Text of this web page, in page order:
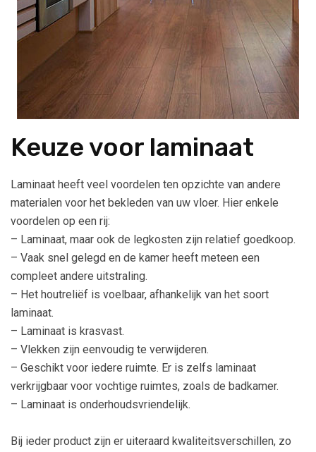
Keuze voor laminaat
Laminaat heeft veel voordelen ten opzichte van andere
materialen voor het bekleden van uw vloer. Hier enkele
voordelen op een rij:
– Laminaat, maar ook de legkosten zijn relatief goedkoop.
– Vaak snel gelegd en de kamer heeft meteen een
compleet andere uitstraling.
– Het houtreliëf is voelbaar, afhankelijk van het soort
laminaat.
– Laminaat is krasvast.
– Vlekken zijn eenvoudig te verwijderen.
– Geschikt voor iedere ruimte. Er is zelfs laminaat
verkrijgbaar voor vochtige ruimtes, zoals de badkamer.
– Laminaat is onderhoudsvriendelijk.
Bij ieder product zijn er uiteraard kwaliteitsverschillen, zo